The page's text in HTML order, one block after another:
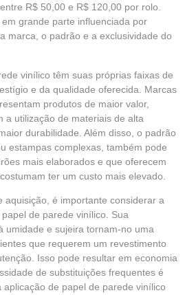
R$ 50,00 e R$ 120,00 por rolo.
grande parte influenciada por
marca, o padrão e a exclusividade do
vinílico têm suas próprias faixas de
e da qualidade oferecida. Marcas
produtos de maior valor,
a utilização de materiais de alta
durabilidade. Além disso, o padrão
estampas complexas, também pode
mais elaborados e que oferecem
ter um custo mais elevado.
aquisição, é importante considerar a
de parede vinílico. Sua
umidade e sujeira tornam-no uma
que requerem um revestimento
Isso pode resultar em economia
de substituições frequentes é
de papel de parede vinílico